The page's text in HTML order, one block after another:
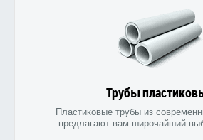
Трубы
Пластиковые трубы из
предлагают вам широчайший